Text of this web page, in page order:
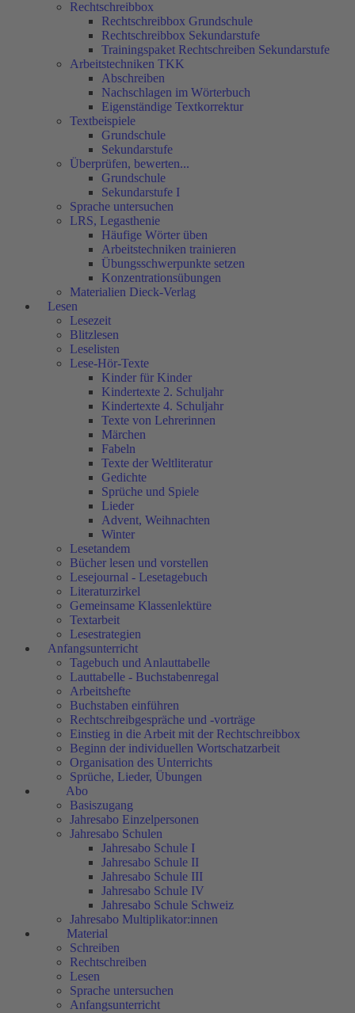
Rechtschreibbox
Rechtschreibbox Grundschule
Rechtschreibbox Sekundarstufe
Trainingspaket Rechtschreiben Sekundarstufe
Arbeitstechniken TKK
Abschreiben
Nachschlagen im Wörterbuch
Eigenständige Textkorrektur
Textbeispiele
Grundschule
Sekundarstufe
Überprüfen, bewerten...
Grundschule
Sekundarstufe I
Sprache untersuchen
LRS, Legasthenie
Häufige Wörter üben
Arbeitstechniken trainieren
Übungsschwerpunkte setzen
Konzentrationsübungen
Materialien Dieck-Verlag
Lesen
Lesezeit
Blitzlesen
Leselisten
Lese-Hör-Texte
Kinder für Kinder
Kindertexte 2. Schuljahr
Kindertexte 4. Schuljahr
Texte von Lehrerinnen
Märchen
Fabeln
Texte der Weltliteratur
Gedichte
Sprüche und Spiele
Lieder
Advent, Weihnachten
Winter
Lesetandem
Bücher lesen und vorstellen
Lesejournal - Lesetagebuch
Literaturzirkel
Gemeinsame Klassenlektüre
Textarbeit
Lesestrategien
Anfangsunterricht
Tagebuch und Anlauttabelle
Lauttabelle - Buchstabenregal
Arbeitshefte
Buchstaben einführen
Rechtschreibgespräche und -vorträge
Einstieg in die Arbeit mit der Rechtschreibbox
Beginn der individuellen Wortschatzarbeit
Organisation des Unterrichts
Sprüche, Lieder, Übungen
Abo
Basiszugang
Jahresabo Einzelpersonen
Jahresabo Schulen
Jahresabo Schule I
Jahresabo Schule II
Jahresabo Schule III
Jahresabo Schule IV
Jahresabo Schule Schweiz
Jahresabo Multiplikator:innen
Material
Schreiben
Rechtschreiben
Lesen
Sprache untersuchen
Anfangsunterricht